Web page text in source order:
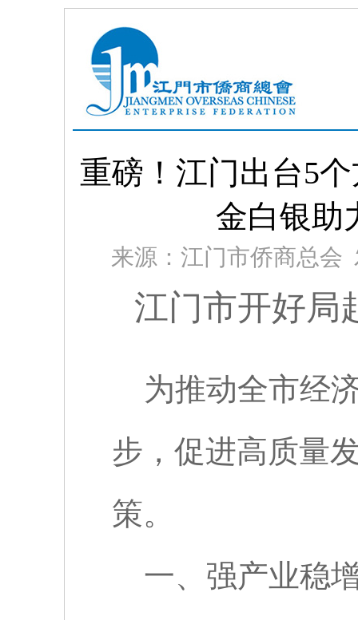
重磅！江门出台5
金白银助
来源：江门市侨商总会
江门市开好局
为推动全市经
步，促进高质量
策。
一、强产业稳